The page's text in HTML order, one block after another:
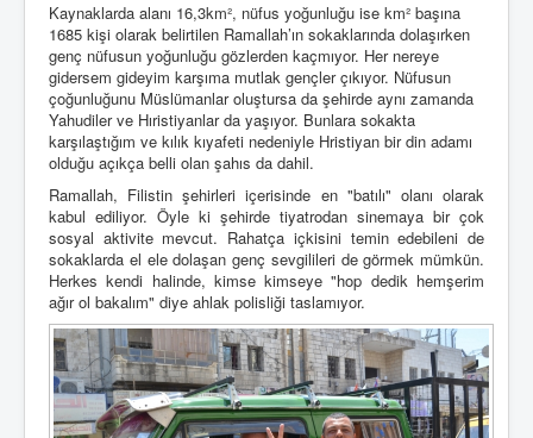
Kaynaklarda alanı 16,3km², nüfus yoğunluğu ise km² başına
1685 kişi olarak belirtilen Ramallah’ın sokaklarında dolaşırken
genç nüfusun yoğunluğu gözlerden kaçmıyor. Her nereye
gidersem gideyim karşıma mutlak gençler çıkıyor. Nüfusun
çoğunluğunu Müslümanlar oluştursa da şehirde aynı zamanda
Yahudiler ve Hıristiyanlar da yaşıyor. Bunlara sokakta
karşılaştığım ve kılık kıyafeti nedeniyle Hristiyan bir din adamı
olduğu açıkça belli olan şahıs da dahil.
Ramallah, Filistin şehirleri içerisinde en "batılı" olanı olarak
kabul ediliyor. Öyle ki şehirde tiyatrodan sinemaya bir çok
sosyal aktivite mevcut. Rahatça içkisini temin edebileni de
sokaklarda el ele dolaşan genç sevgilileri de görmek mümkün.
Herkes kendi halinde, kimse kimseye "hop dedik hemşerim
ağır ol bakalım" diye ahlak polisliği taslamıyor.